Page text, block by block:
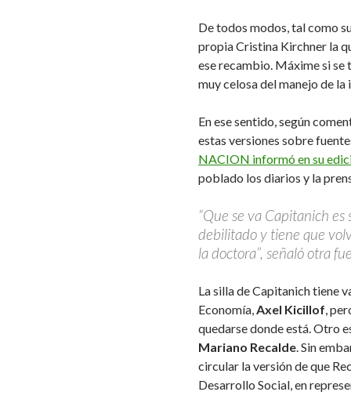
De todos modos, tal como
propia Cristina Kirchner la
ese recambio. Máxime si se
muy celosa del manejo de
En ese sentido, según
estas versiones sobre
NACION informó en su
poblado los diarios y la
“Que se va Capitanich es
debilitado y tiene que
la doctora”, señaló otra
La silla de Capitanich tiene
Economía,Axel Kicillof,
quedarse donde está. Otro
Mariano Recalde. Sin
circular la versión de que
Desarrollo Social, en